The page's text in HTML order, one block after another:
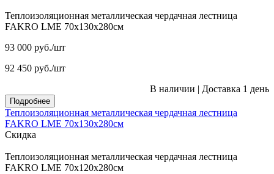
Теплоизоляционная металлическая чердачная лестница
FAKRO LME 70х130х280см
93 000 руб./шт
92 450 руб./шт
В наличии | Доставка 1 день
Подробнее
Теплоизоляционная металлическая чердачная лестница
FAKRO LME 70х130х280см
Скидка
Теплоизоляционная металлическая чердачная лестница
FAKRO LME 70х120х280см